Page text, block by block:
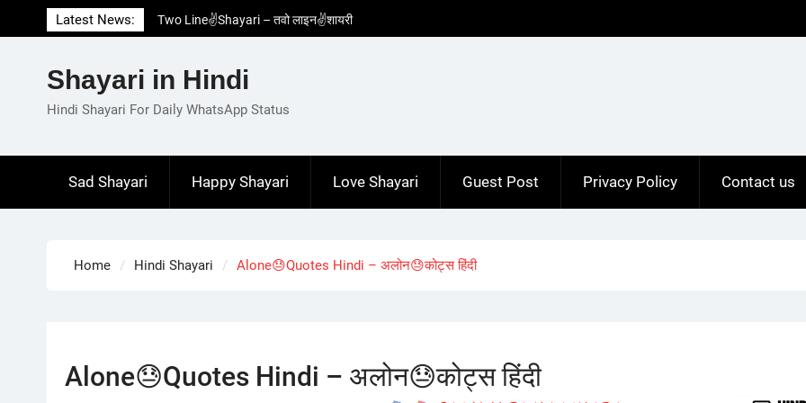
to
Latest News:
Two Line✌️Shayari – तवो लाइन✌️शायरी
Love😓Lines In Hindi – लव😓लाइन्स इन हिंदी
Love🥳Poetry In Hindi – लव🥳पोएट्री इन हिंदी
1 Line☝️Shayari In Hindi – १ लाइन☝️शायरी इन
Shayari in Hindi
Hindi Shayari For Daily WhatsApp Status
Sad Shayari Happy Shayari Love Shayari Guest Post Privacy Policy Contact us
Home Hindi Shayari Alone😓Quotes Hindi – अलोन😓कोट्स हिंदी
Alone😓Quotes Hindi – अलोन😓कोट्स हिंदी